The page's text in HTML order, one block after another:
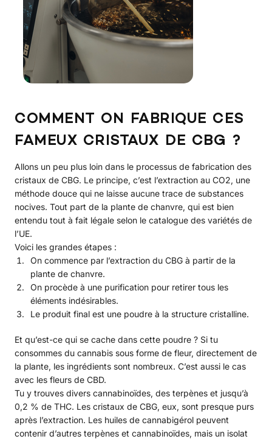
COMMENT ON FABRIQUE CES
FAMEUX CRISTAUX DE CBG ?
Allons un peu plus loin dans le processus de fabrication des
cristaux de CBG. Le principe, c’est l’extraction au CO2, une
méthode douce qui ne laisse aucune trace de substances
nocives. Tout part de la plante de chanvre, qui est bien
entendu tout à fait légale selon le catalogue des variétés de
l’UE.
Voici les grandes étapes :
On commence par l’extraction du CBG à partir de la
plante de chanvre.
On procède à une purification pour retirer tous les
éléments indésirables.
Le produit final est une poudre à la structure cristalline.
Et qu’est-ce qui se cache dans cette poudre ? Si tu
consommes du cannabis sous forme de fleur, directement de
la plante, les ingrédients sont nombreux. C’est aussi le cas
avec les fleurs de CBD.
Tu y trouves divers cannabinoïdes, des terpènes et jusqu’à
0,2 % de THC. Les cristaux de CBG, eux, sont presque purs
après l’extraction. Les huiles de cannabigérol peuvent
contenir d’autres terpènes et cannabinoïdes, mais un isolat